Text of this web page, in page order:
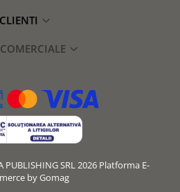
CLIENTI
SRL 2026 Platforma E-
by Gomag